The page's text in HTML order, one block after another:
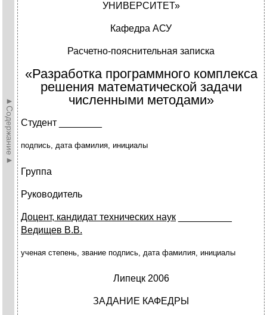
►Содержание►
УНИВЕРСИТЕТ»
Кафедра АСУ
Расчетно-пояснительная записка
«Разработка программного комплекса
решения математической задачи
численными методами»
Студент ________
подпись, дата фамилия, инициалы
Группа
Руководитель
Доцент, кандидат технических наук
Ведищев В.В.
ученая степень, звание подпись, дата фамилия, инициалы
Липецк 2006
ЗАДАНИЕ КАФЕДРЫ